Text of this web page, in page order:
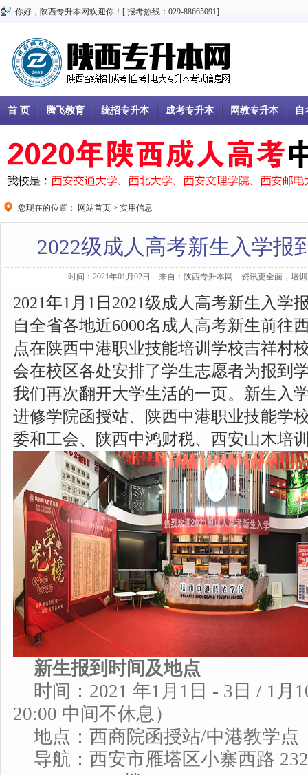
你好，陕西专升本网欢迎你！[ 报考热线：029-88665091]
首 页 腾飞教育 统招专升本 成考专升本 网教专升本 自
您现在的位置： 网站首页 > 实用信息
2022级成人高考新生入学报
时间：2021年01月02日 来自：陕西专升本网 资讯更全面，培
2021年1月1日2021级成人高考新生入学
自全省各地近6000名成人高考新生前往
点在陕西中港职业技能培训学校吉祥村
会在校区各处安排了学生志愿者为报到
我们再次翻开大学生活的一页。新生入
进修学院函授站、陕西中港职业技能学
委和工会、
陕西中鸿财税、西安山木培
新生报到时间及地点
时间：2021 年1月1日 - 3日 / 1月
20:00 中间不休息）
地点：西商院函授站/中港教学点
导航：西安市雁塔区小寨西路